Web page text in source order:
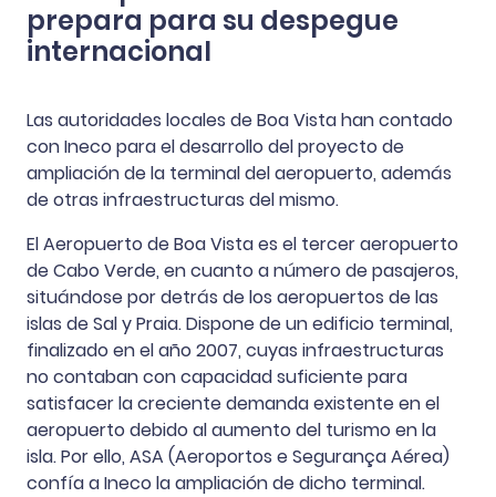
prepara para su despegue
internacional
Las autoridades locales de Boa Vista han contado
con Ineco para el desarrollo del proyecto de
ampliación de la terminal del aeropuerto, además
de otras infraestructuras del mismo.
El Aeropuerto de Boa Vista es el tercer aeropuerto
de Cabo Verde, en cuanto a número de pasajeros,
situándose por detrás de los aeropuertos de las
islas de Sal y Praia. Dispone de un edificio terminal,
finalizado en el año 2007, cuyas infraestructuras
no contaban con capacidad suficiente para
satisfacer la creciente demanda existente en el
aeropuerto debido al aumento del turismo en la
isla. Por ello, ASA (Aeroportos e Segurança Aérea)
confía a Ineco la ampliación de dicho terminal.